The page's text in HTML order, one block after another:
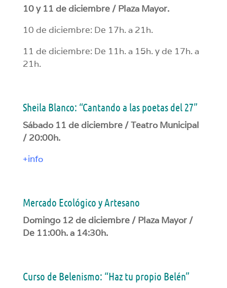
10 y 11 de diciembre / Plaza Mayor.
10 de diciembre: De 17h. a 21h.
11 de diciembre: De 11h. a 15h. y de 17h. a
21h.
Sheila Blanco: “Cantando a las poetas del 27”
Sábado 11 de diciembre / Teatro Municipal
/ 20:00h.
+info
Mercado Ecológico y Artesano
Domingo 12 de diciembre / Plaza Mayor /
De 11:00h. a 14:30h.
Curso de Belenismo: “Haz tu propio Belén”